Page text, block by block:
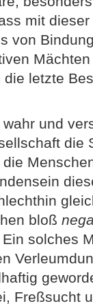
mit
von
die letzte
und
die
bloß
solches
Freßsucht